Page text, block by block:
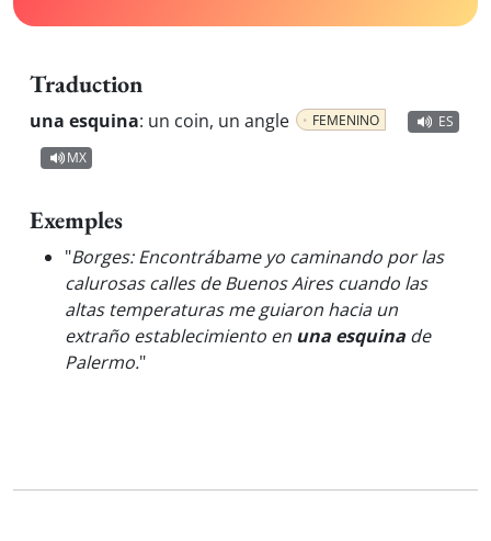
Traduction
una esquina: un coin, un angle FEMENINO
ES
MX
Exemples
"Borges: Encontrábame yo caminando por las
calurosas calles de Buenos Aires cuando las
altas temperaturas me guiaron hacia un
extraño establecimiento en una esquina de
Palermo."